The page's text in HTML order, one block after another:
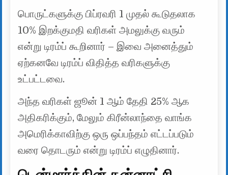
பொருட்களுக்கு பிப்ரவரி 1 முதல் கூடுதலாக
10% இறக்குமதி வரிகள் அமலுக்கு வரும்
என்று டிரம்ப் கூறினார் – இவை அனைத்தும்
ஏற்கனவே டிரம்ப் விதித்த வரிகளுக்கு
உட்பட்டவை.
அந்த வரிகள் ஜூன் 1 ஆம் தேதி 25% ஆக
அதிகரிக்கும், மேலும் கிரீன்லாந்தை வாங்க
அமெரிக்காவிற்கு ஒரு ஒப்பந்தம் எட்டப்படும்
வரை தொடரும் என்று டிரம்ப் எழுதினார்.